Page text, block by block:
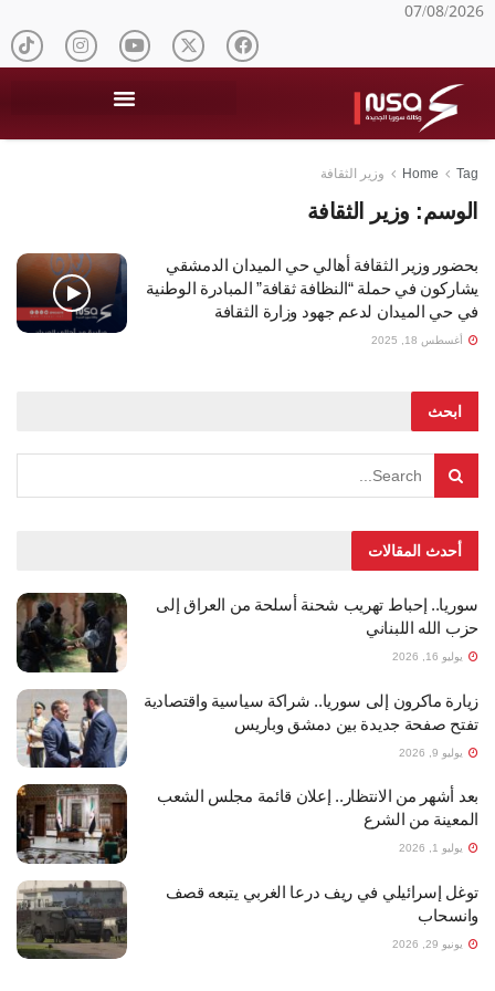
07/08/2026
Home Tag وزير الثقافة
الوسم: وزير الثقافة
بحضور وزير الثقافة أهالي حي الميدان الدمشقي
يشاركون في حملة “النظافة ثقافة” المبادرة الوطنية
في حي الميدان لدعم جهود وزارة الثقافة
أغسطس 18, 2025
ابحث
أحدث المقالات
سوريا.. إحباط تهريب شحنة أسلحة من العراق إلى
حزب الله اللبناني
يوليو 16, 2026
زيارة ماكرون إلى سوريا.. شراكة سياسية واقتصادية
تفتح صفحة جديدة بين دمشق وباريس
يوليو 9, 2026
بعد أشهر من الانتظار.. إعلان قائمة مجلس الشعب
المعينة من الشرع
يوليو 1, 2026
توغل إسرائيلي في ريف درعا الغربي يتبعه قصف
وانسحاب
يونيو 29, 2026